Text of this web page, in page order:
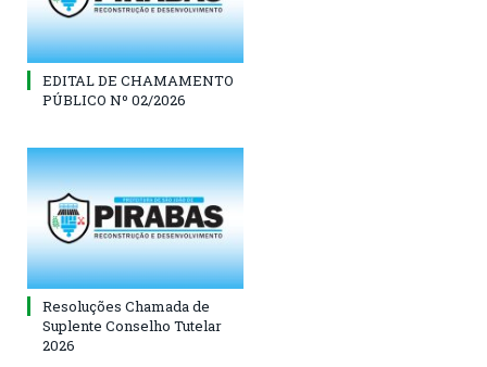
EDITAL DE CHAMAMENTO
PÚBLICO Nº 02/2026
Resoluções Chamada de
Suplente Conselho Tutelar
2026